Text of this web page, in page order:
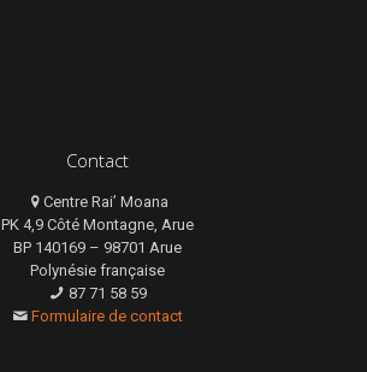
Contact
Centre Rai’ Moana
PK 4,9 Côté Montagne, Arue
BP 140169 – 98701 Arue
Polynésie française
87 71 58 59
Formulaire de contact